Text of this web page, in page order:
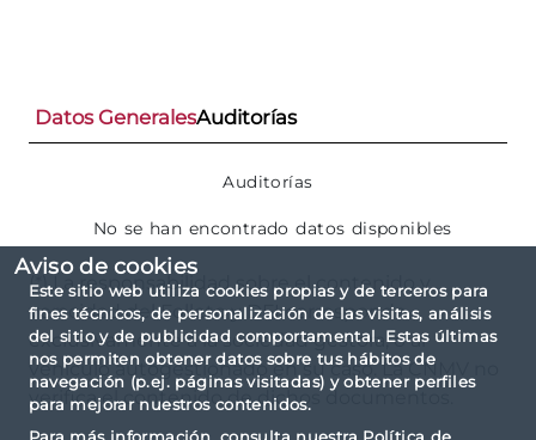
Aviso de cookies
Este sitio web utiliza cookies propias y de terceros para
fines técnicos, de personalización de las visitas, análisis
del sitio y de publicidad comportamental. Estas últimas
nos permiten obtener datos sobre tus hábitos de
navegación (p.ej. páginas visitadas) y obtener perfiles
para mejorar nuestros contenidos.
Datos GeneralesAuditorías
Auditorías
No se han encontrado datos disponibles
(*) La responsabilidad sobre el contenido y
veracidad del Folleto y DFI corresponde
exclusivamente a la sociedad gestora, o al
vehículo autogestionado en su caso. La CNMV no
verifica el contenido de dichos documentos.